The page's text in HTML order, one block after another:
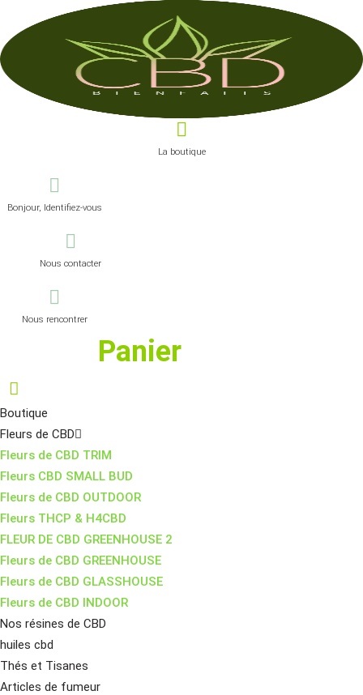
La boutique
Bonjour, Identifiez-vous
Nous contacter
Nous rencontrer
Panier
Boutique
Fleurs de CBD
Fleurs de CBD TRIM
Fleurs CBD SMALL BUD
Fleurs de CBD OUTDOOR
Fleurs THCP & H4CBD
FLEUR DE CBD GREENHOUSE 2
Fleurs de CBD GREENHOUSE
Fleurs de CBD GLASSHOUSE
Fleurs de CBD INDOOR
Nos résines de CBD
huiles cbd
Thés et Tisanes
Articles de fumeur